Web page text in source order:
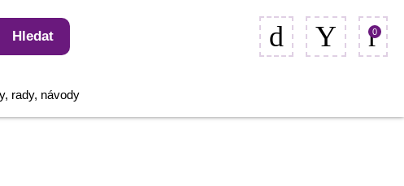
Hledat 0
rady, návody